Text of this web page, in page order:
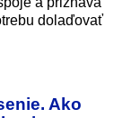
dolaďovať
Ako